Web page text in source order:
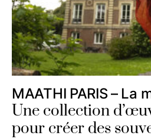
MAATHI PARIS – La
Une collection
pour créer des